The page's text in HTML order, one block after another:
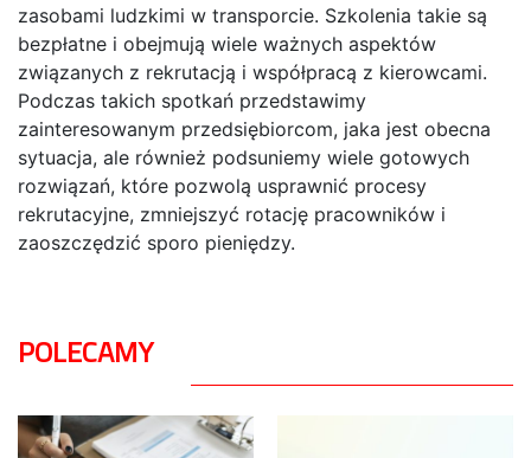
zasobami ludzkimi w transporcie. Szkolenia takie są
bezpłatne i obejmują wiele ważnych aspektów
związanych z rekrutacją i współpracą z kierowcami.
Podczas takich spotkań przedstawimy
zainteresowanym przedsiębiorcom, jaka jest obecna
sytuacja, ale również podsuniemy wiele gotowych
rozwiązań, które pozwolą usprawnić procesy
rekrutacyjne, zmniejszyć rotację pracowników i
zaoszczędzić sporo pieniędzy.
POLECAMY